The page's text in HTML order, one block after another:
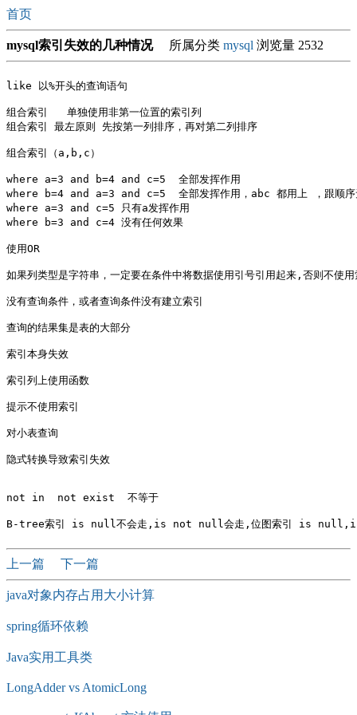
首页
mysql索引失效的几种情况所属分类 mysql 浏览量 2532
like 以%开头的查询语句
组合索引   单独使用非第一位置的索引列
组合索引 最左原则 先按第一列排序，再对第二列排序
组合索引（a,b,c）
where a=3 and b=4 and c=5  全部发挥作用
where b=4 and a=3 and c=5  全部发挥作用，abc 都用上 ，跟顺序
where a=3 and c=5 只有a发挥作用
where b=3 and c=4 没有任何效果
使用OR
如果列类型是字符串，一定要在条件中将数据使用引号引用起来,否则不使用
没有查询条件，或者查询条件没有建立索引
查询的结果集是表的大部分
索引本身失效
索引列上使用函数
提示不使用索引
对小表查询
隐式转换导致索引失效
not in  not exist  不等于
上一篇 下一篇
java对象内存占用大小计算
spring循环依赖
Java实用工具类
LongAdder vs AtomicLong